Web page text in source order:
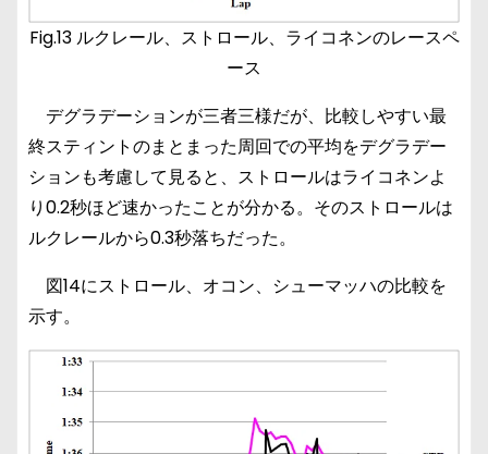
Fig.13 ルクレール、ストロール、ライコネンのレースペ
ース
デグラデーションが三者三様だが、比較しやすい最
終スティントのまとまった周回での平均をデグラデー
ションも考慮して見ると、ストロールはライコネンよ
り0.2秒ほど速かったことが分かる。そのストロールは
ルクレールから0.3秒落ちだった。
図14にストロール、オコン、シューマッハの比較を
示す。